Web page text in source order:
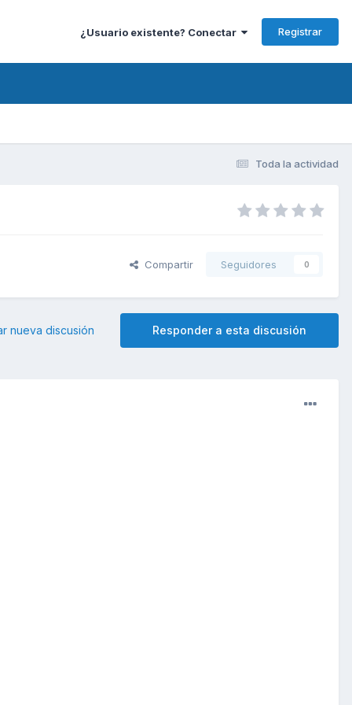
¿Usuario existente? Conectar Registrar
Toda la actividad
Compartir Seguidores 0
Responder a esta discusión
nueva discusión